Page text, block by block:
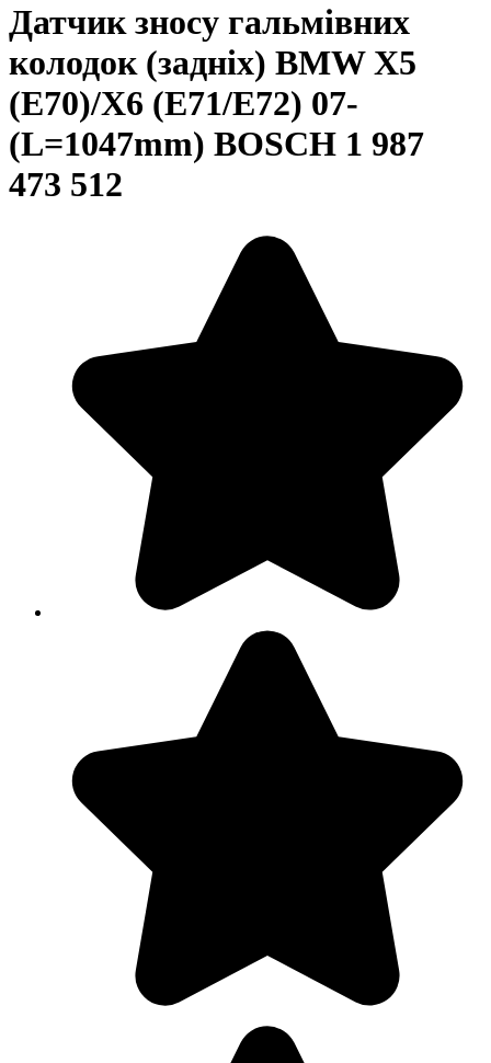
Датчик зносу гальмівних
колодок (задніх) BMW X5
(E70)/X6 (E71/E72) 07-
(L=1047mm) BOSCH 1 987
473 512